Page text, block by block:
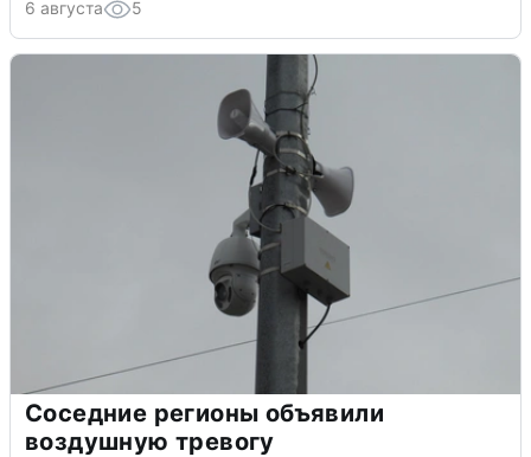
6 августа 5
Соседние регионы объявили
воздушную тревогу